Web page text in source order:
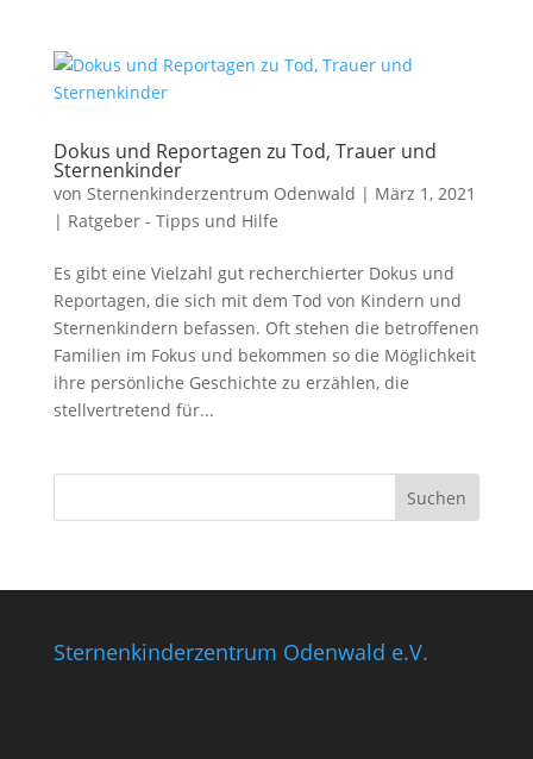
Dokus und Reportagen zu Tod, Trauer und
Sternenkinder
von Sternenkinderzentrum Odenwald | März 1, 2021
| Ratgeber - Tipps und Hilfe
Es gibt eine Vielzahl gut recherchierter Dokus und
Reportagen, die sich mit dem Tod von Kindern und
Sternenkindern befassen. Oft stehen die betroffenen
Familien im Fokus und bekommen so die Möglichkeit
ihre persönliche Geschichte zu erzählen, die
stellvertretend für...
Sternenkinderzentrum Odenwald e.V.